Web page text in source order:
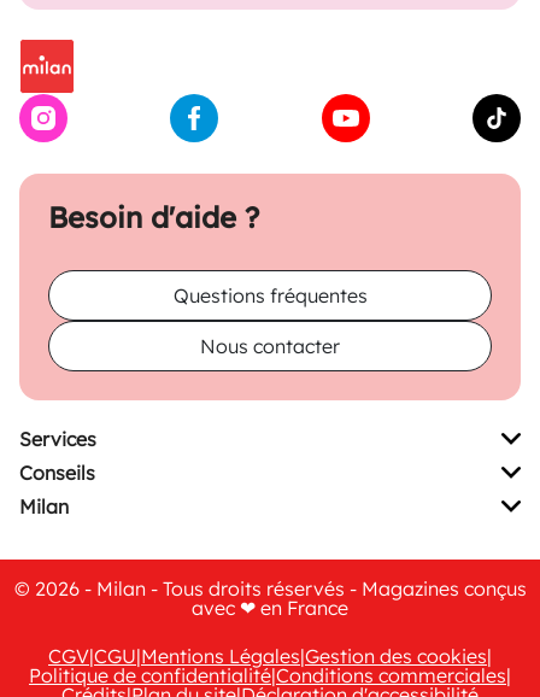
Besoin d'aide ?
Questions fréquentes
Nous contacter
Services
Conseils
Milan
© 2026 - Milan - Tous droits réservés - Magazines conçus
avec ❤ en France
CGV|CGU|Mentions Légales|Gestion des cookies|
Politique de confidentialité|Conditions commerciales|